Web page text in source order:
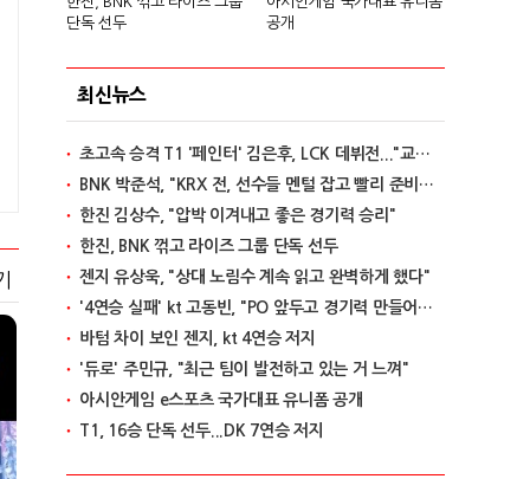
단독 선두
공개
최신뉴스
초고속 승격 T1 '페인터' 김은후, LCK 데뷔전..."교전서 돋보이는 실력"
BNK 박준석, "KRX 전, 선수들 멘털 잡고 빨리 준비할 것"
한진 김상수, "압박 이겨내고 좋은 경기력 승리"
한진, BNK 꺾고 라이즈 그룹 단독 선두
젠지 유상욱, "상대 노림수 계속 읽고 완벽하게 했다"
'4연승 실패' kt 고동빈, "PO 앞두고 경기력 만들어가는 단계"
바텀 차이 보인 젠지, kt 4연승 저지
'듀로' 주민규, "최근 팀이 발전하고 있는 거 느껴"
아시안게임 e스포츠 국가대표 유니폼 공개
T1, 16승 단독 선두...DK 7연승 저지